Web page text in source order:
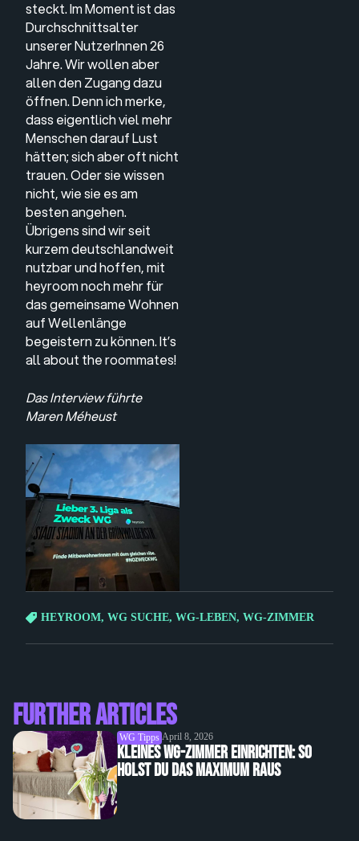
steckt. Im Moment ist das
Durchschnittsalter
unserer NutzerInnen 26
Jahre. Wir wollen aber
allen den Zugang dazu
öffnen. Denn ich merke,
dass eigentlich viel mehr
Menschen darauf Lust
hätten; sich aber oft nicht
trauen. Oder sie wissen
nicht, wie sie es am
besten angehen.
Übrigens sind wir seit
kurzem deutschlandweit
nutzbar und hoffen, mit
heyroom noch mehr für
das gemeinsame Wohnen
auf Wellenlänge
begeistern zu können. It’s
all about the roommates!
Das Interview führte
Maren Méheust
HEYROOM, WG SUCHE, WG-LEBEN, WG-ZIMMER
Further Articles
WG Tipps April 8, 2026
Kleines WG-Zimmer einrichten: So
holst du das Maximum raus